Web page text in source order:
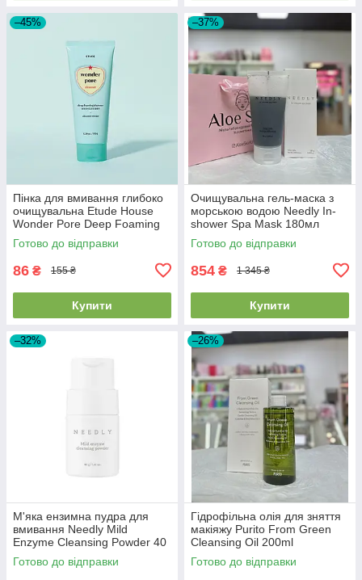
–45%
Пінка для вмивання глибоко
очищувальна Etude House
Wonder Pore Deep Foaming
Cleanser, 150 мл
Готово до відправки
86 ₴ 155 ₴
Купити
–37%
Очищувальна гель-маска з
морською водою Needly In-
shower Spa Mask 180мл
Готово до відправки
854 ₴ 1 345 ₴
Купити
–32%
М'яка ензимна пудра для
вмивання Needly Mild
Enzyme Cleansing Powder 40
гр
Готово до відправки
–26%
Гідрофільна олія для зняття
макіяжу Purito From Green
Cleansing Oil 200ml
Готово до відправки